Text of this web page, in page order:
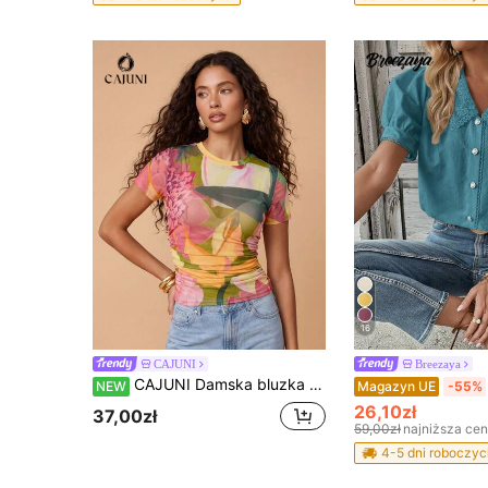
CAJUNI
NEW CAJUNI Damska bluzka z siateczki w kwiatowy wzór, z okrągłym dekoltem i krótkim rękawem
37,00zł
16
Breezaya
Magazyn UE -55%
26,10zł
59,00zł najniższa
4-5 dni